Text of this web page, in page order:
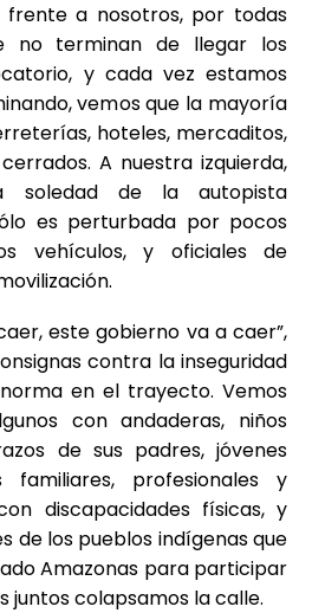
frente a nosotros, por todas
no terminan de llegar los
y cada vez estamos
vemos que la mayoría
hoteles, mercaditos,
A nuestra izquierda,
soledad de la autopista
es perturbada por pocos
vehículos, y oficiales de
este gobierno va a caer”,
contra la inseguridad
en el trayecto. Vemos
con andaderas, niños
de sus padres, jóvenes
familiares, profesionales y
discapacidades físicas, y
de los pueblos indígenas que
Amazonas para participar
juntos colapsamos la calle.